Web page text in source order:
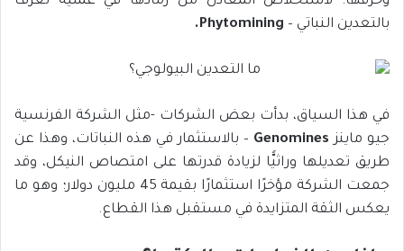
بالتعدين النباتي – Phytomining
.
في هذا السياق، بدأت بعض الشركات -مثل الشركة الفرنسية
جيو ماينز Genomines – بالاستثمار في هذه النباتات، وهذا عن
طريق تعديلها وراثيًّا لزيادة قدرتها على امتصاص النيكل، وقد
جمعت الشركة مؤخرًا استثمارًا بقيمة 45 مليون دولار؛ وهو ما
يعكس الثقة المتزايدة في مستقبل هذا القطاع.